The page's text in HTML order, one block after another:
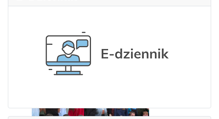
Dni Leśmianowskie 2026